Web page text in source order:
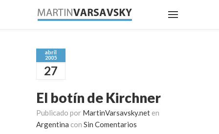
abril
2005
27
El botín de Kirchner
Publicado por MartinVarsavsky.net en
Argentina con Sin Comentarios